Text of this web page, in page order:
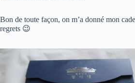
Bon de toute façon, on m’a donné mon
regrets 😉